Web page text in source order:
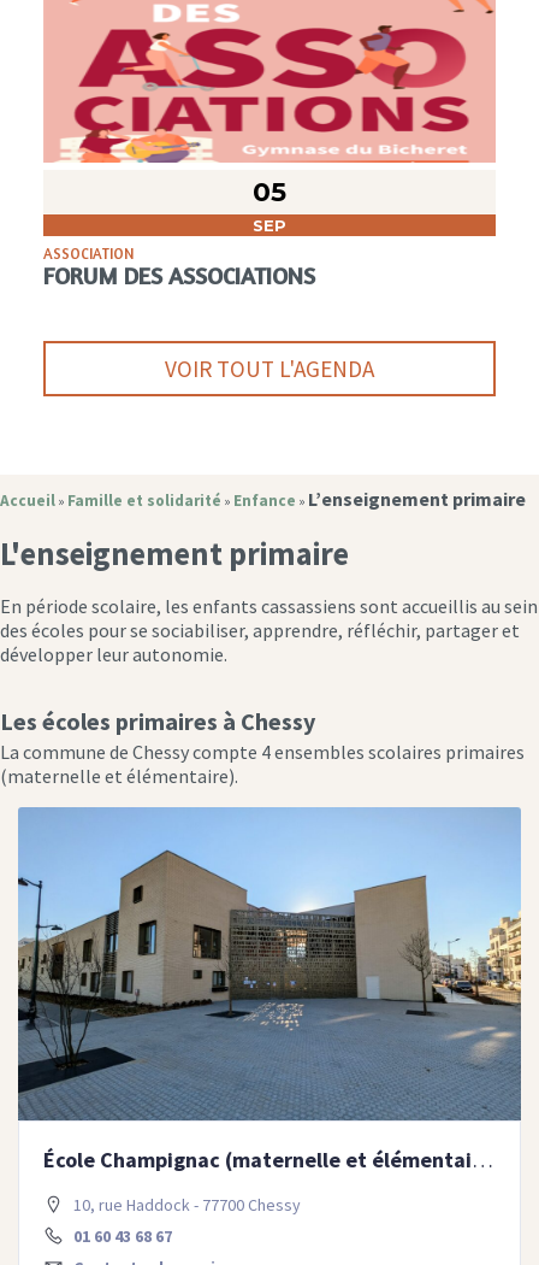
05
SEP
ASSOCIATION
FORUM DES ASSOCIATIONS
VOIR TOUT L'AGENDA
Accueil » Famille et solidarité » Enfance » L’enseignement primaire
L'enseignement primaire
En période scolaire, les enfants cassassiens sont accueillis au sein
des écoles pour se sociabiliser, apprendre, réfléchir, partager et
développer leur autonomie.
Les écoles primaires à Chessy
La commune de Chessy compte 4 ensembles scolaires primaires
(maternelle et élémentaire).
École Champignac (maternelle et élémentaire)
10, rue Haddock - 77700 Chessy
01 60 43 68 67